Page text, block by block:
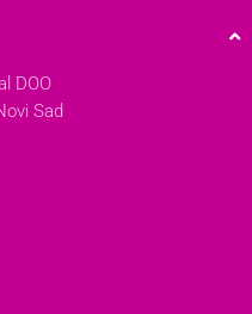
DOO
Sad